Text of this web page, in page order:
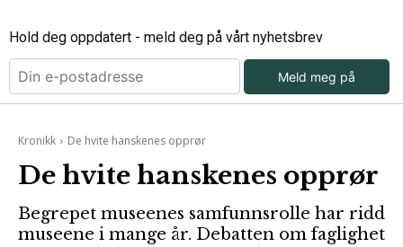
Hold deg oppdatert - meld deg på vårt nyhetsbrev
Meld meg på
Kronikk De hvite hanskenes opprør
De hvite hanskenes opprør
Begrepet museenes samfunnsrolle har ridd
museene i mange år. Debatten om faglighet